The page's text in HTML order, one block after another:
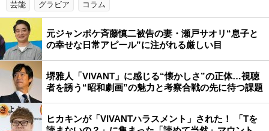
芸能 グラビア コラム
元ジャンポケ斉藤慎二被告の妻・瀬戸サオリ“息子と
の幸せな日常アピール”に注がれる厳しい目
堺雅人「VIVANT」に感じる“懐かしさ”の正体…視聴
者を誘う“昭和劇画”の魅力と考察合戦の先に待つ課題
ヒカキンが「VIVANTハラスメント」された！ 「Tを